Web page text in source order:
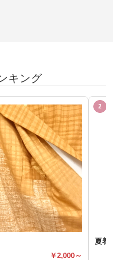
キング
2,000～
夏着